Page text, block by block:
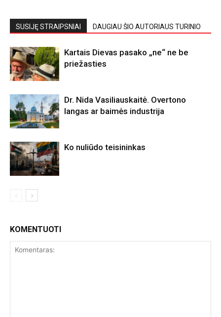
SUSIJĘ STRAIPSNIAI DAUGIAU ŠIO AUTORIAUS TURINIO
Kartais Dievas pasako „ne“ ne be
priežasties
Dr. Nida Vasiliauskaitė. Overtono
langas ar baimės industrija
Ko nuliūdo teisininkas
KOMENTUOTI